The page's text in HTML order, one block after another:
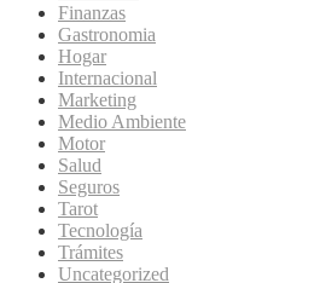
Finanzas
Gastronomia
Hogar
Internacional
Marketing
Medio Ambiente
Motor
Salud
Seguros
Tarot
Tecnología
Trámites
Uncategorized